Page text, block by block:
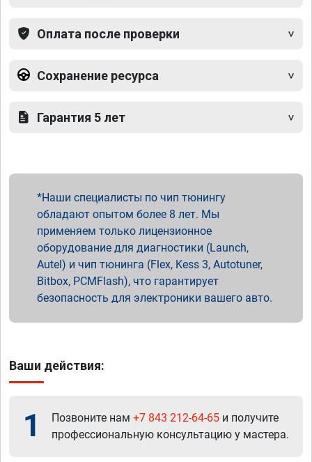
Оплата после проверки
Сохранение ресурса
Гарантия 5 лет
Наши специалисты по чип тюнингу
обладают опытом более 8 лет. Мы
применяем только лицензионное
оборудование для диагностики (Launch,
Autel) и чип тюнинга (Flex, Kess 3, Autotuner,
Bitbox, PCMFlash), что гарантирует
безопасность для электроники вашего авто.
Ваши действия:
1 Позвоните нам +7 843 212-64-65 и получите
профессиональную консультацию у мастера.